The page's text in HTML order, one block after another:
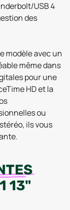
USB 4
des
modèle avec un
même dans
pour une
HD et la
ou
ils vous
13"